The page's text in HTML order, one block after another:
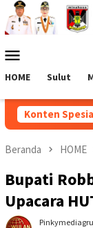
Loncat
ke
konten
Mobile
HOME Sulut
Konten
114 ASN
Beranda HOME
Bupati
Upacara